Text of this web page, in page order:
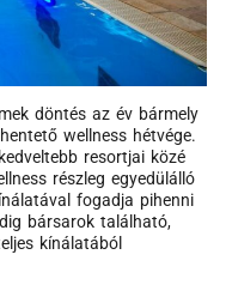
döntés az év bármely
wellness hétvége.
resortjai közé
részleg egyedülálló
fogadja pihenni
bársarok található,
kínálatából